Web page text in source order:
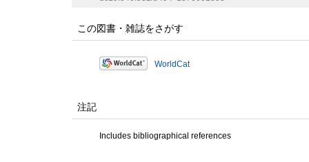
この図書・雑誌をさがす
WorldCat
注記
Includes bibliographical references